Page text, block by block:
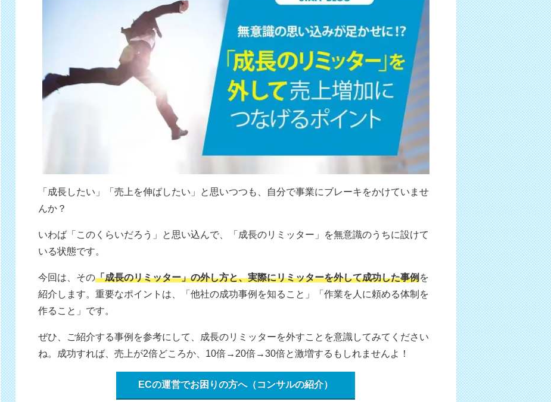
「成長したい」「売上を伸ばしたい」と思いつつも、自分で事業にブレーキをかけていませ
んか？
いわば「このくらいだろう」と思い込んで、「成長のリミッター」を無意識のうちに設けて
いる状態です。
今回は、その「成長のリミッター」の外し方と、実際にリミッターを外して成功した事例を
紹介します。重要なポイントは、「他社の成功事例を知ること」「作業を人に頼める体制を
作ること」です。
ぜひ、ご紹介する事例を参考にして、成長のリミッターを外すことを意識してみてください
ね。成功すれば、売上が2倍どころか、10倍→20倍→30倍と激増するもしれませんよ！
ECの運営でお困りの方へ（コンサルの紹介）